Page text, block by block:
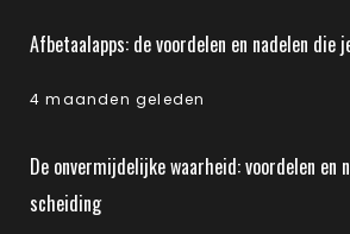
Afbetaalapps: de voordelen en nadelen die
4 maanden geleden
De onvermijdelijke waarheid: voordelen en
scheiding